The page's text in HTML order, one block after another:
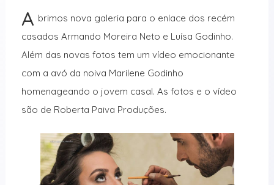
A brimos nova galeria para o enlace dos recém
casados Armando Moreira Neto e Luísa Godinho.
Além das novas fotos tem um vídeo emocionante
com a avó da noiva Marilene Godinho
homenageando o jovem casal. As fotos e o vídeo
são de Roberta Paiva Produções.